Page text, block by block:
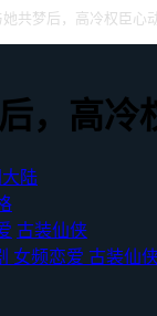
她共梦后，高冷权臣心
，高冷
陆
古装仙侠
女频恋爱 古装仙